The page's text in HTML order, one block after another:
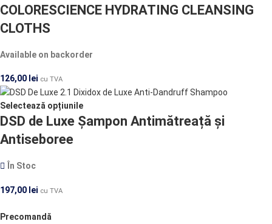
COLORESCIENCE HYDRATING CLEANSING
CLOTHS
Available on backorder
126,00 lei cu TVA
Selectează opțiunile
DSD de Luxe Șampon Antimătreață și
Antiseboree
În Stoc
197,00 lei cu TVA
Precomandă